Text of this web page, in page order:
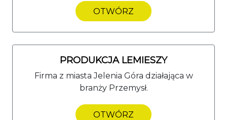
OTWÓRZ
PRODUKCJA LEMIESZY
Firma z miasta Jelenia Góra działająca w
branży Przemysł.
OTWÓRZ